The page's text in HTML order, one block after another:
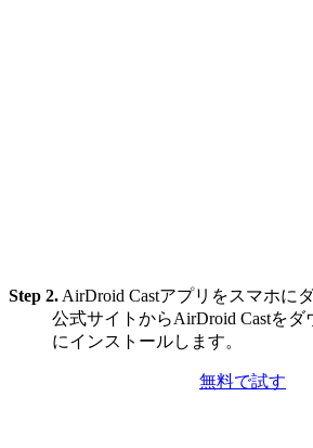
Step 2. AirDroid Castアプリをスマホに
公式サイトからAirDroid Castをダ
にインストールします。
無料で試す